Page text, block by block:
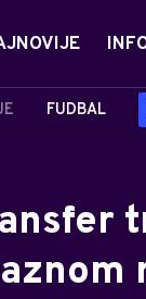
FUDBAL